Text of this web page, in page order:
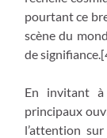
pourtant ce
scène du
de
En invitant
principaux
l’attention